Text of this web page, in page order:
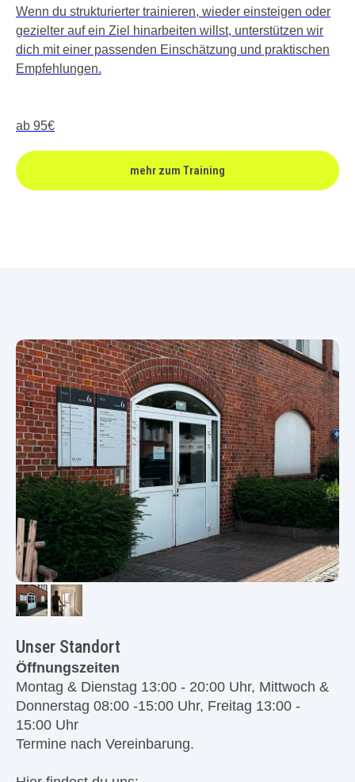
Wenn du strukturierter trainieren, wieder einsteigen oder
gezielter auf ein Ziel hinarbeiten willst, unterstützen wir
dich mit einer passenden Einschätzung und praktischen
Empfehlungen.
ab 95€
mehr zum Training
Unser Standort
Öffnungszeiten
Montag & Dienstag 13:00 - 20:00 Uhr, Mittwoch &
Donnerstag 08:00 -15:00 Uhr, Freitag 13:00 -
15:00 Uhr
Termine nach Vereinbarung.